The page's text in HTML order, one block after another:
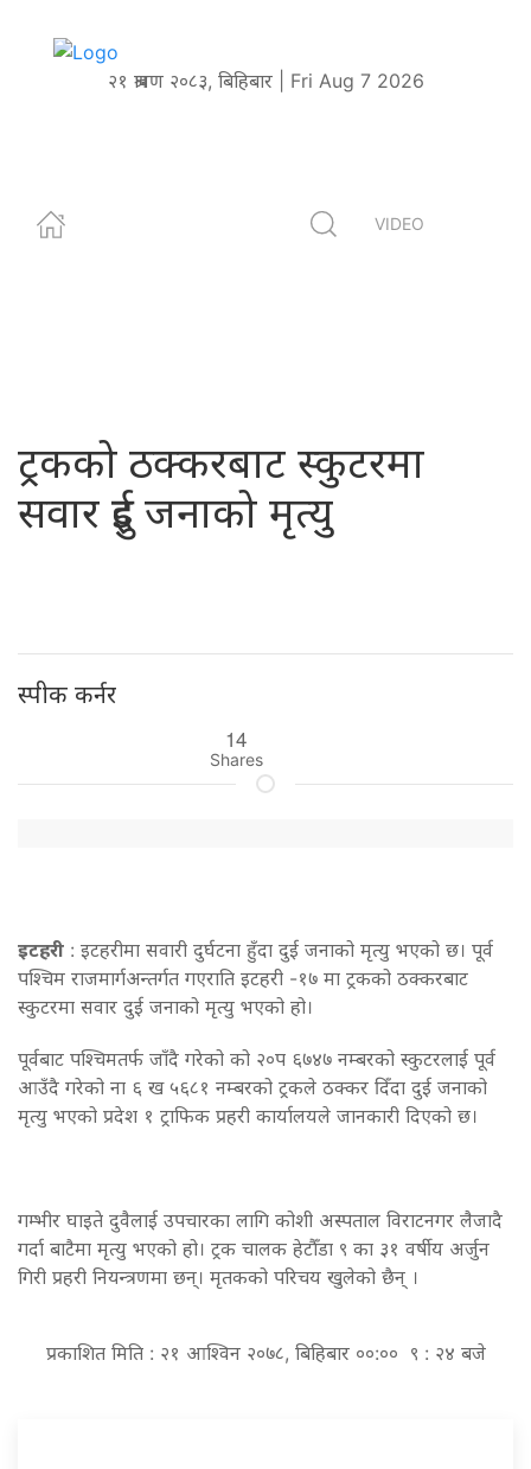
२१ श्रावण २०८३, बिहिबार | Fri Aug 7 2026
VIDEO
ट्रकको ठक्करबाट स्कुटरमा
सवार दुई जनाको मृत्यु
स्पीक कर्नर
14
Shares
इटहरी : इटहरीमा सवारी दुर्घटना हुँदा दुई जनाको मृत्यु भएको छ। पूर्व
पश्चिम राजमार्गअन्तर्गत गएराति इटहरी -१७ मा ट्रकको ठक्करबाट
स्कुटरमा सवार दुई जनाको मृत्यु भएको हो।
पूर्वबाट पश्चिमतर्फ जाँदै गरेको को २०प ६७४७ नम्बरको स्कुटरलाई पूर्व
आउँदै गरेको ना ६ ख ५६८१ नम्बरको ट्रकले ठक्कर दिँदा दुई जनाको
मृत्यु भएको प्रदेश १ ट्राफिक प्रहरी कार्यालयले जानकारी दिएको छ।
गम्भीर घाइते दुवैलाई उपचारका लागि कोशी अस्पताल विराटनगर लैजादै
गर्दा बाटैमा मृत्यु भएको हो। ट्रक चालक हेटौँडा ९ का ३१ वर्षीय अर्जुन
गिरी प्रहरी नियन्त्रणमा छन्। मृतकको परिचय खुलेको छैन् ।
प्रकाशित मिति : २१ आश्विन २०७८, बिहिबार ००:०० ९ : २४ बजे